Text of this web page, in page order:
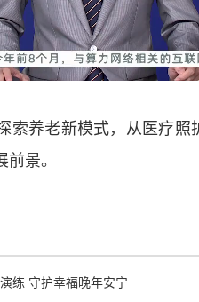
养老新模式，从医疗照
景。
练 守护幸福晚年安宁